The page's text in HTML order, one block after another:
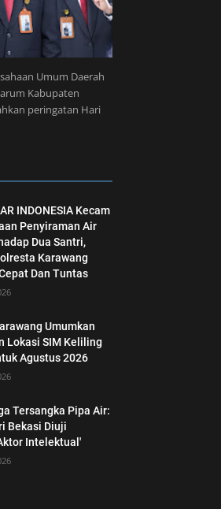
Umum Daerah
Kabupaten
peringatan Hari
INDONESIA Kecam
Penyiraman Air
Dua Santri,
Karawang
Dan Tuntas
Umumkan
Lokasi SIM Keliling
Agustus 2026
Tersangka Pipa Air:
Bekasi Diuji
Intelektual'